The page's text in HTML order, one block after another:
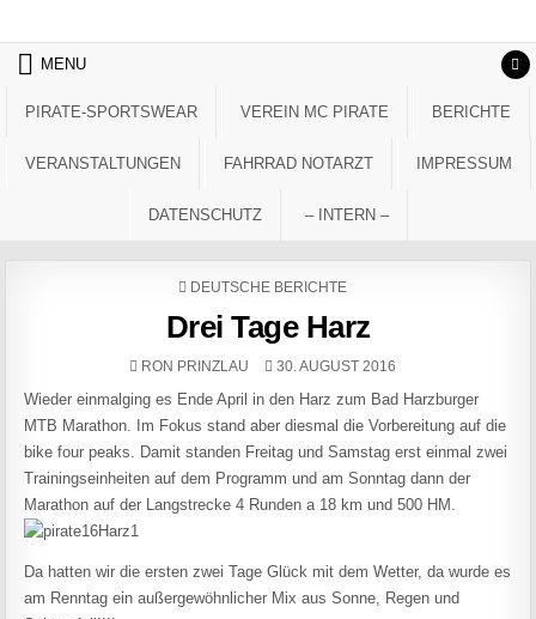
MENU
PIRATE-SPORTSWEAR VEREIN MC PIRATE BERICHTE
VERANSTALTUNGEN FAHRRAD NOTARZT IMPRESSUM
DATENSCHUTZ – INTERN –
POSTED IN
DEUTSCHE BERICHTE
Drei Tage Harz
AUTHOR:
RON PRINZLAU PUBLISHED DATE:
30. AUGUST 2016
Wieder einmalging es Ende April in den Harz zum Bad Harzburger
MTB Marathon. Im Fokus stand aber diesmal die Vorbereitung auf die
bike four peaks. Damit standen Freitag und Samstag erst einmal zwei
Trainingseinheiten auf dem Programm und am Sonntag dann der
Marathon auf der Langstrecke 4 Runden a 18 km und 500 HM.
Da hatten wir die ersten zwei Tage Glück mit dem Wetter, da wurde es
am Renntag ein außergewöhnlicher Mix aus Sonne, Regen und